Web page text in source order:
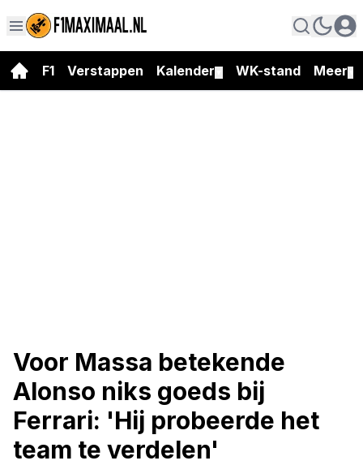
F1 Verstappen Kalender WK-stand Meer
Voor Massa betekende
Alonso niks goeds bij
Ferrari: 'Hij probeerde het
team te verdelen'